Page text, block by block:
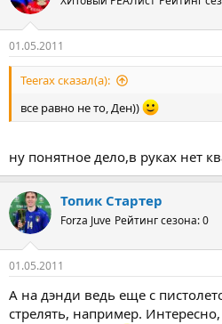
01.05.2011
Teerax сказал(а):
все равно не то, Ден))
ну понятное дело,в руках нет
Топик Стартер
Forza Juve Рейтинг сезона: 0
01.05.2011
А на дэнди ведь еще с
стрелять, например.